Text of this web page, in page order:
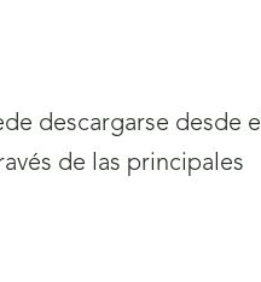
descargarse desde el
de las principales